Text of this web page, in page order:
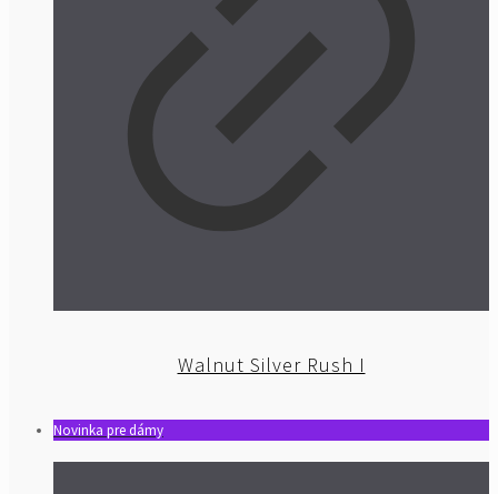
Walnut Silver Rush I
Novinka pre dámy